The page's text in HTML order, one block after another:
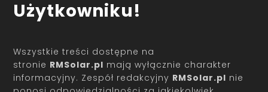
Użytkowniku!
Wszystkie treści dostępne na
stronie RMSolar.pl mają wyłącznie charakter
informacyjny. Zespół redakcyjny RMSolar.pl nie